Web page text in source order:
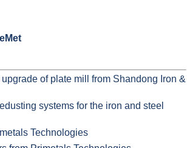
of plate mill from Shandong Iron &
systems for the iron and steel
Technologies